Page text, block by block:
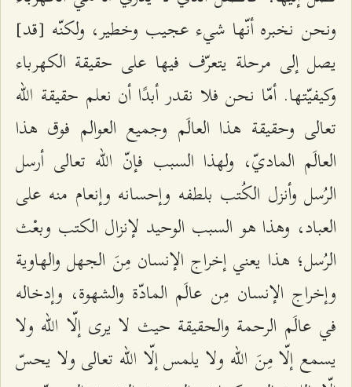
ونحن نخبره أنّها شيء عجيب وخطير، ولكنّه [قد]
يصل إلى مرحلة يتعرّف فيها على حقيقة الكهرباء
وكيفيّتها. أمّا نحن فلا نقدر أبدًا أن نعلم حقيقة الله
تعالى وحقيقة هذا العالَم وجميع العوالم فوق هذا
العالَم الماديّ، ولهذا السبب فإنّ الله تعالى أرسل
الرُسل وأنزل الكُتب بلطفه وإحسانه وإنعام منه على
العباد، وهذا هو السبب الوحيد لإنزال الكتب وبعْث
الرُسل؛ هذا يعني إخراج الإنسان مِنَ الجهل والهاوية
وإخراج الإنسان مِن عالَم المادّة والشهوة، وإدخاله
في عالَم الرحمة والحقيقة حيث لا يرى إلّا الله ولا
يسمع إلّا مِنَ الله ولا يلمس إلّا الله تعالى ولا يحسّ